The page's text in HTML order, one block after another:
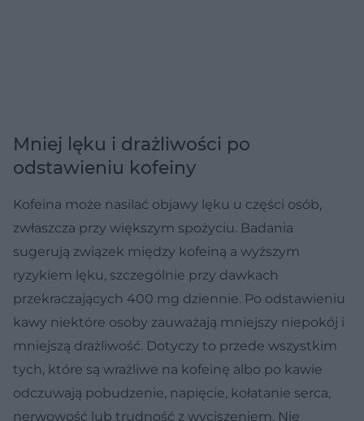
Mniej lęku i drażliwości po
odstawieniu kofeiny
Kofeina może nasilać objawy lęku u części osób,
zwłaszcza przy większym spożyciu. Badania
sugerują związek między kofeiną a wyższym
ryzykiem lęku, szczególnie przy dawkach
przekraczających 400 mg dziennie. Po odstawieniu
kawy niektóre osoby zauważają mniejszy niepokój i
mniejszą drażliwość. Dotyczy to przede wszystkim
tych, które są wrażliwe na kofeinę albo po kawie
odczuwają pobudzenie, napięcie, kołatanie serca,
nerwowość lub trudność z wyciszeniem. Nie